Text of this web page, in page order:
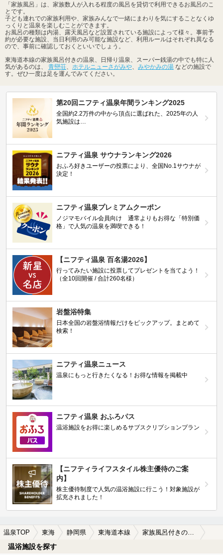
「家族風呂」は、家族数人が入れる程度の風呂を貸切で利用できるお風呂のこ
とです。
子ども連れでの家族利用や、家族みんなで一緒にまわりを気にすることなくゆ
っくりと温泉を楽しむことができます。
お風呂の種類は内湯、露天風呂など設置されている施設によって様々。事前予
約が必要な施設、当日利用のみ可能な施設など、利用ルールはそれぞれ異なる
ので、事前に確認しておくといいでしょう。
東海道本線の家族風呂付きの温泉、日帰り温泉、スーパー銭湯の中でも特に人
気があるのは、 青巒荘 ホテルニューさがみや みやかみの湯 などの施設で
す。ぜひ一度は足を運んでみてください。
第20回ニフティ温泉年間ランキング2025
全国約2.2万件の中から頂点に選ばれた、2025年の人
気施設は…
ニフティ温泉 サウナランキング2026
おふろ好きユーザーの投票により、全国No.1サウナが
決定！
ニフティ温泉プレミアムクーポン
ノジマモバイル会員向け 通常よりもお得な「特別価
格」で人気の温泉を満喫できる！
【ニフティ温泉 百名湯2026】
行ってみたい施設に投票してプレゼントを当てよう！
（全10回開催 / 合計260名様）
岩盤浴特集
日本全国の岩盤浴情報だけをピックアップ。まとめて
検索！
ニフティ温泉ニュース
温泉にもっと行きたくなる！お得な情報を掲載中
ニフティ温泉 おふろパス
温浴施設をお得に楽しめるサブスクリプションプラン
【ニフティライフスタイル株主優待のご案
内】
株主優待制度で人気の温浴施設に行こう！対象施設が
拡充されました！
温泉TOP 東海 静岡県 東海道本線 家族風呂付きの東海道本線周辺の温泉、日帰り温泉、スーパー銭湯を探す
温浴施設を探す